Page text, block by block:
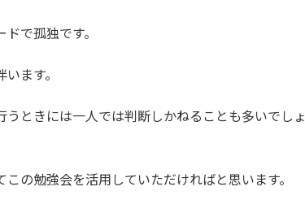
で孤独です。
ます。
ときには一人では判断しかねることも多いでしょ
の勉強会を活用していただければと思います。